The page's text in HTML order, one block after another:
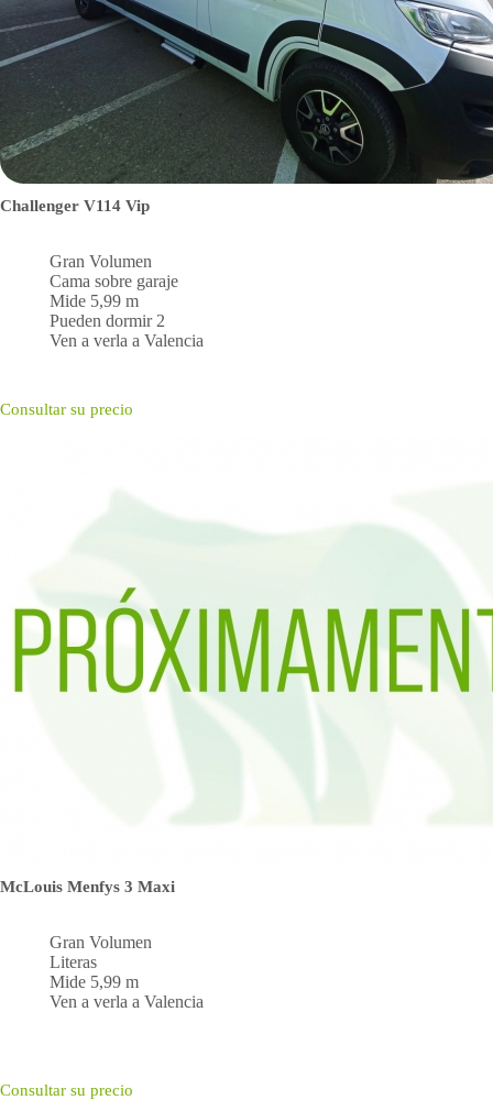
Challenger V114 Vip
Gran Volumen
Cama sobre garaje
Mide 5,99 m
Pueden dormir 2
Ven a verla a Valencia
Consultar su precio
McLouis Menfys 3 Maxi
Gran Volumen
Literas
Mide 5,99 m
Ven a verla a Valencia
Consultar su precio